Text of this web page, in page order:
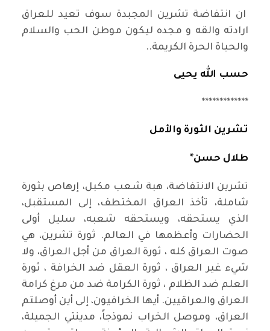
ان انتفاضة تشرين المجبدة سوف تعيد للعراق
ارادته والقه و مجده ليكون موطن الحب والسلام
والحياة الحرة الكريمة..
حسب الله يحيى
*************
تشرين الثورة والأمل
طلال حسن*
تشرين الانتفاضة، هبة شعب مكبل، إرهاص بثورة
شاملة، تأخذ العراق المختطف، إلى المستقبل،
الذي يستحقه، ويستحقه شعبه، سليل أولى
الحضارات وأعظمها في العالم. ثورة تشرين، هي
صوت العراق كله ، ثورة العراق من أجل العراق، ولا
شيء غير العراق ، ثورة العقل ضد الخرافة ، ثورة
العلم ضد الظلام ، ثورة الكرامة ضد من مرغ كرامة
العراق والعراقيين. أيها الخرافيون، إلى أين أوصلتم
العراق، وموصل الخراب نموذجاً، مدينتي الجميلة،